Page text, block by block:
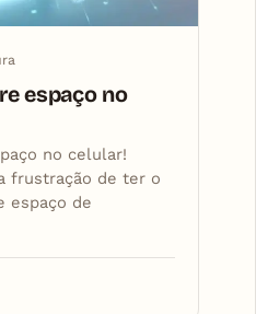
espaço no
no celular!
frustração de ter o
espaço de